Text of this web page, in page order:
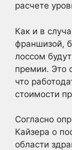
расчете
Как и в
франшизой,
лоссом
премии. Это
что
стоимости
Согласно
Кайзера о
области